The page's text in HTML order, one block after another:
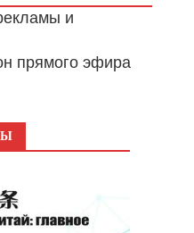
и
прямого эфира